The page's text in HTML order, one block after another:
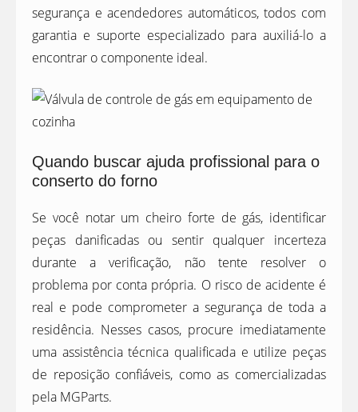
segurança e acendedores automáticos, todos com
garantia e suporte especializado para auxiliá-lo a
encontrar o componente ideal.
Quando buscar ajuda profissional para o
conserto do forno
Se você notar um cheiro forte de gás, identificar
peças danificadas ou sentir qualquer incerteza
durante a verificação, não tente resolver o
problema por conta própria. O risco de acidente é
real e pode comprometer a segurança de toda a
residência. Nesses casos, procure imediatamente
uma assistência técnica qualificada e utilize peças
de reposição confiáveis, como as comercializadas
pela MGParts.